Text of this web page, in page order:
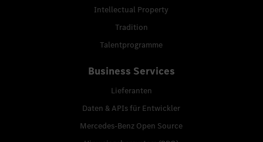
Intellectual Property
Tradition
Talentprogramme
Business Services
Lieferanten
Daten & APIs für Entwickler
Mercedes-Benz Open Source